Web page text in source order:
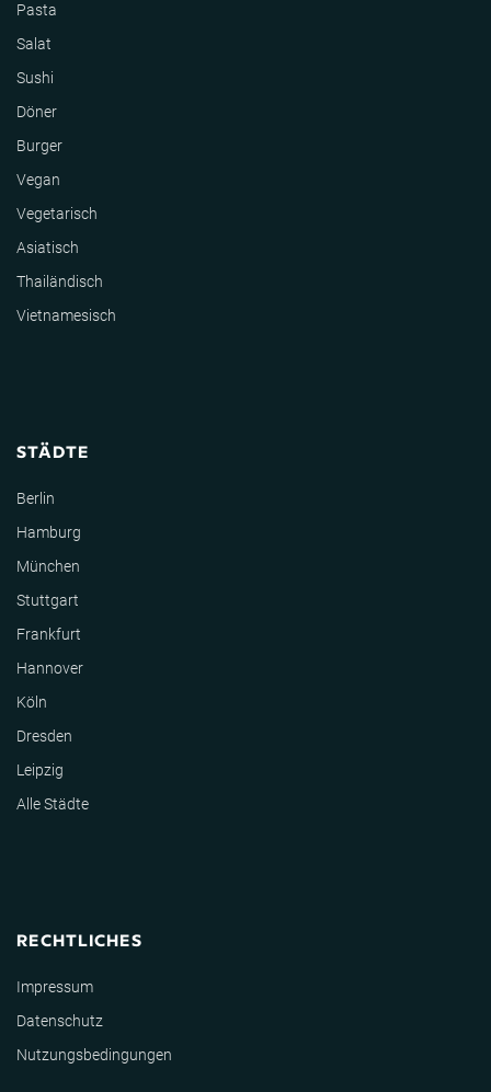
Pasta
Salat
Sushi
Döner
Burger
Vegan
Vegetarisch
Asiatisch
Thailändisch
Vietnamesisch
STÄDTE
Berlin
Hamburg
München
Stuttgart
Frankfurt
Hannover
Köln
Dresden
Leipzig
Alle Städte
RECHTLICHES
Impressum
Datenschutz
Nutzungsbedingungen